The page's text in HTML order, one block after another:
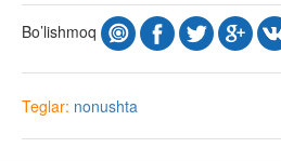
Bo’lishmoq
Teglar: nonushta